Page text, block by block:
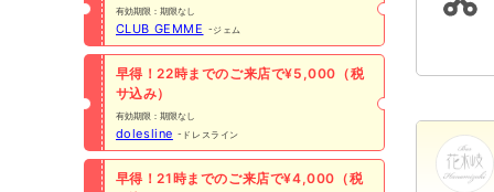
有効期限：期限なし
CLUB GEMME ジェム
早得！22時までのご来店で¥5,000（税
サ込み）
有効期限：期限なし
dolesline ドレスライン
早得！21時までのご来店で¥4,000（税